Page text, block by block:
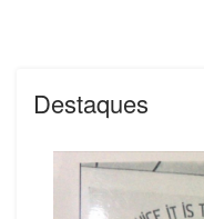
Destaques